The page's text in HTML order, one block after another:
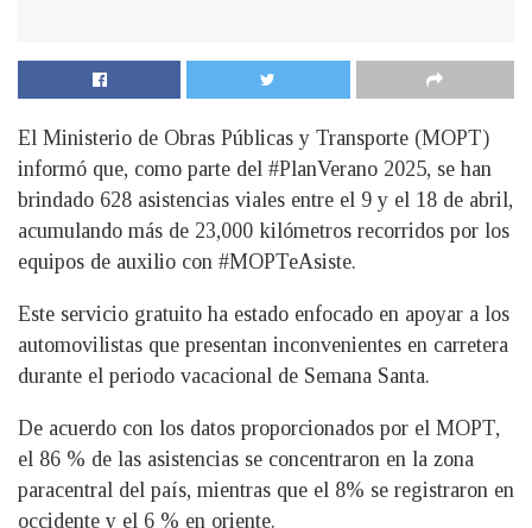
El Ministerio de Obras Públicas y Transporte (MOPT)
informó que, como parte del #PlanVerano 2025, se han
brindado 628 asistencias viales entre el 9 y el 18 de abril,
acumulando más de 23,000 kilómetros recorridos por los
equipos de auxilio con #MOPTeAsiste.
Este servicio gratuito ha estado enfocado en apoyar a los
automovilistas que presentan inconvenientes en carretera
durante el periodo vacacional de Semana Santa.
De acuerdo con los datos proporcionados por el MOPT,
el 86 % de las asistencias se concentraron en la zona
paracentral del país, mientras que el 8% se registraron en
occidente y el 6 % en oriente.